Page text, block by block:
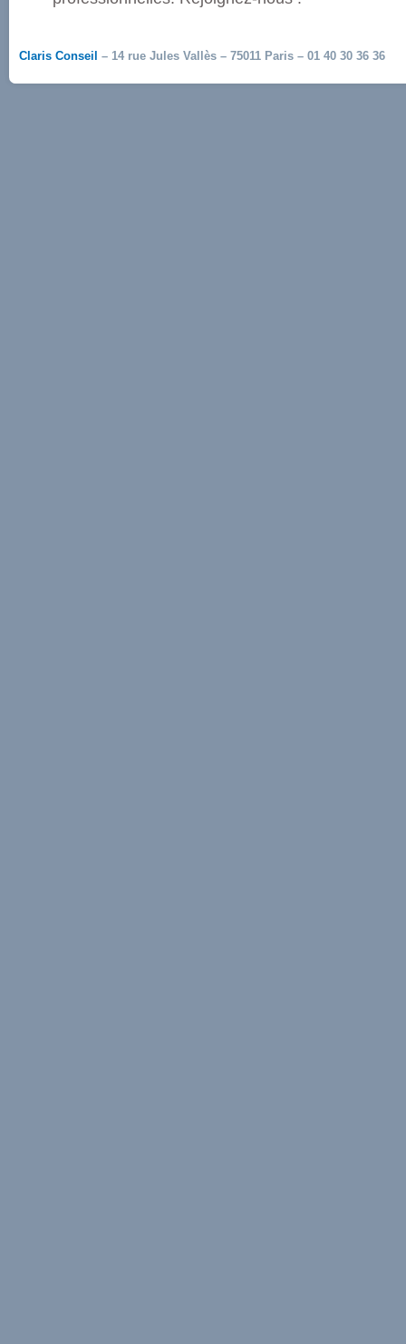
Claris Conseil – 14 rue Jules Vallès – 75011 Paris – 01 40 30 36 36